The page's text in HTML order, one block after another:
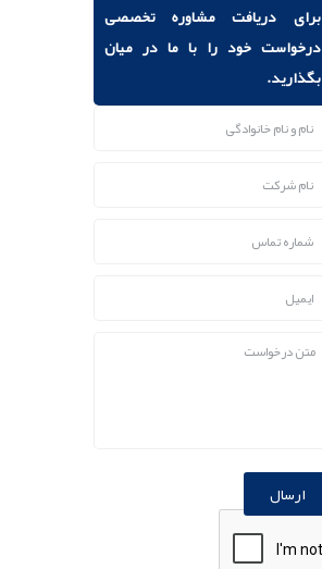
برای دریافت مشاوره تخصصی
درخواست خود را با ما در میان
بگذارید.
ارسال